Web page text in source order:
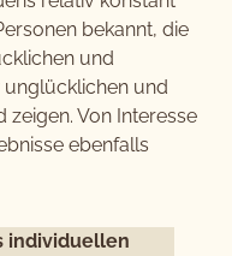
bekannt, die
und
und
zeigen. Von Interesse
ebenfalls
individuellen